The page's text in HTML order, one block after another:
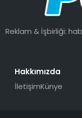
Reklam & İşbirliği:
Hakkımızda
İletişimKünye